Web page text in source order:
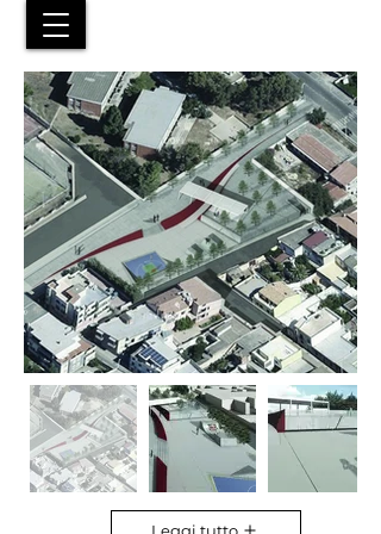
Leggi tutto